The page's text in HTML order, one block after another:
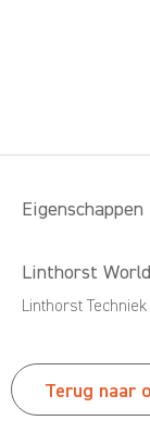
Eigenschappen
Linthorst
Linthorst Techniek
Terug naar